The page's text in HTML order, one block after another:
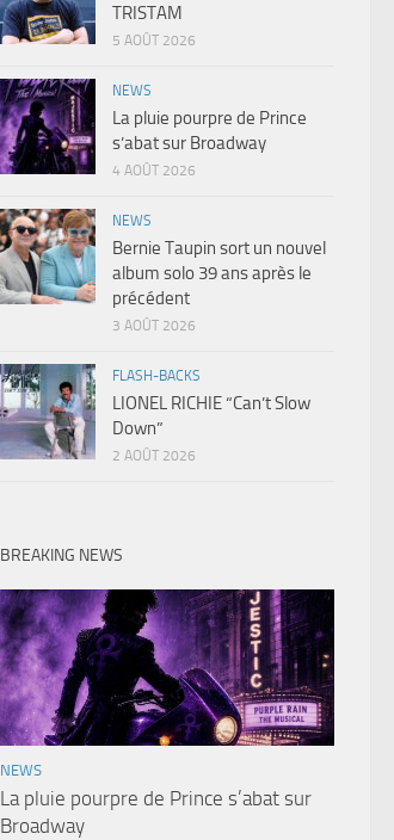
TRISTAM
5 AOÛT 2026
NEWS
La pluie pourpre de Prince
s’abat sur Broadway
4 AOÛT 2026
NEWS
Bernie Taupin sort un nouvel
album solo 39 ans après le
précédent
3 AOÛT 2026
FLASH-BACKS
LIONEL RICHIE “Can’t Slow
Down”
2 AOÛT 2026
BREAKING NEWS
NEWS
La pluie pourpre de Prince s’abat sur
Broadway